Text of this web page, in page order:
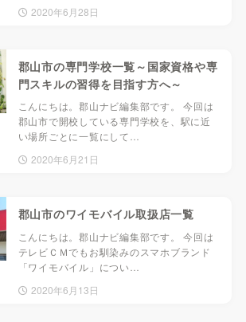
2020年6月28日
郡山市の専門学校一覧～国家資格や専
門スキルの習得を目指す方へ～
こんにちは。郡山ナビ編集部です。 今回は
郡山市で開校している専門学校を、駅に近
い場所ごとに一覧にして…
2020年6月21日
郡山市のワイモバイル取扱店一覧
こんにちは。郡山ナビ編集部です。 今回は
テレビＣＭでもお馴染みのスマホブランド
「ワイモバイル」につい…
2020年6月13日